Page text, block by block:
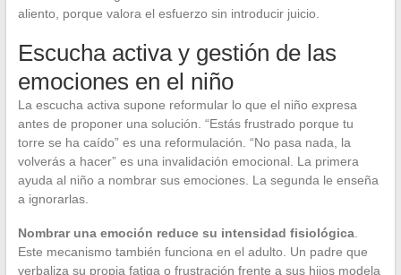
aliento, porque valora el esfuerzo sin introducir juicio.
Escucha activa y gestión de las
emociones en el niño
La escucha activa supone reformular lo que el niño expresa
antes de proponer una solución. “Estás frustrado porque tu
torre se ha caído” es una reformulación. “No pasa nada, la
volverás a hacer” es una invalidación emocional. La primera
ayuda al niño a nombrar sus emociones. La segunda le enseña
a ignorarlas.
Nombrar una emoción reduce su intensidad fisiológica.
Este mecanismo también funciona en el adulto. Un padre que
verbaliza su propia fatiga o frustración frente a sus hijos modela